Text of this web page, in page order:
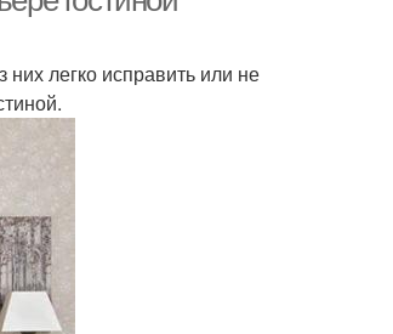
легко исправить или не